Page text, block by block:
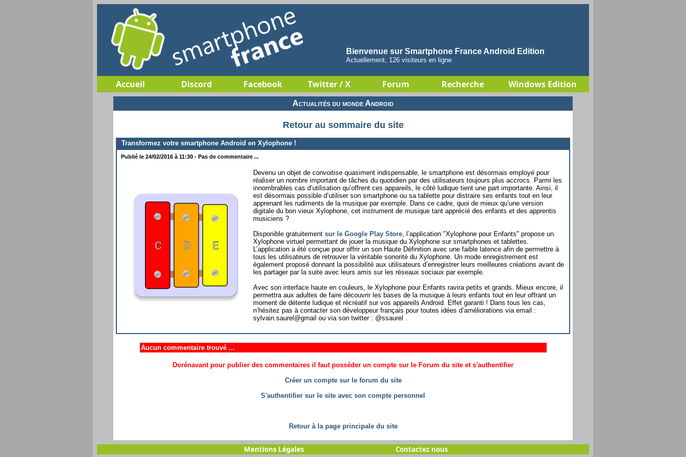
Bienvenue sur Smartphone France Android Edition
Actuellement, 126 visiteurs en ligne
Accueil Discord Facebook Twitter / X Forum Recherche Windows Edition
Actualités du monde Android
Retour au sommaire du site
Transformez votre smartphone Android en Xylophone !
Publié le 24/02/2016 à 11:30 - Pas de commentaire ...
Devenu un objet de convoitise quasiment indispensable, le smartphone est désormais employé pour
réaliser un nombre important de tâches du quotidien par des utilisateurs toujours plus accrocs. Parmi les
innombrables cas d’utilisation qu’offrent ces appareils, le côté ludique tient une part importante. Ainsi, il
est désormais possible d’utiliser son smartphone ou sa tablette pour distraire ses enfants tout en leur
apprenant les rudiments de la musique par exemple. Dans ce cadre, quoi de mieux qu’une version
digitale du bon vieux Xylophone, cet instrument de musique tant apprécié des enfants et des apprentis
musiciens ?
Disponible gratuitement sur le Google Play Store , l’application "Xylophone pour Enfants" propose un
Xylophone virtuel permettant de jouer la musique du Xylophone sur smartphones et tablettes.
L’application a été conçue pour offrir un son Haute Définition avec une faible latence afin de permettre à
tous les utilisateurs de retrouver la véritable sonorité du Xylophone. Un mode enregistrement est
également proposé donnant la possibilité aux utilisateurs d’enregistrer leurs meilleures créations avant de
les partager par la suite avec leurs amis sur les réseaux sociaux par exemple.
Avec son interface haute en couleurs, le Xylophone pour Enfants ravira petits et grands. Mieux encore, il
permettra aux adultes de faire découvrir les bases de la musique à leurs enfants tout en leur offrant un
moment de détente ludique et récréatif sur vos appareils Android. Effet garanti ! Dans tous les cas,
n’hésitez pas à contacter son développeur français pour toutes idées d’améliorations via email :
sylvain.saurel@gmail ou via son twitter : @ssaurel .
Aucun commentaire trouvé ...
Dorénavant pour publier des commentaires il faut posséder un compte sur le Forum du site et s'authentifier
Créer un compte sur le forum du site
S'authentifier sur le site avec son compte personnel
Retour à la page principale du site
Mentions Légales Contactez nous